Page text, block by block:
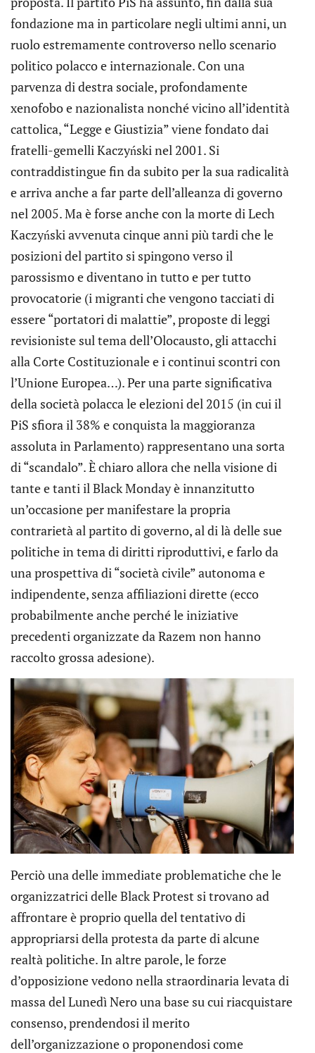
fondazione ma in particolare negli ultimi anni, un
ruolo estremamente controverso nello scenario
politico polacco e internazionale. Con una
parvenza di destra sociale, profondamente
xenofobo e nazionalista nonché vicino all’identità
cattolica, “Legge e Giustizia” viene fondato dai
fratelli-gemelli Kaczyński nel 2001. Si
contraddistingue fin da subito per la sua radicalità
e arriva anche a far parte dell’alleanza di governo
nel 2005. Ma è forse anche con la morte di Lech
Kaczyński avvenuta cinque anni più tardi che le
posizioni del partito si spingono verso il
parossismo e diventano in tutto e per tutto
provocatorie (i migranti che vengono tacciati di
essere “portatori di malattie”, proposte di leggi
revisioniste sul tema dell’Olocausto, gli attacchi
alla Corte Costituzionale e i continui scontri con
l’Unione Europea…). Per una parte significativa
della società polacca le elezioni del 2015 (in cui il
PiS sfiora il 38% e conquista la maggioranza
assoluta in Parlamento) rappresentano una sorta
di “scandalo”. È chiaro allora che nella visione di
tante e tanti il Black Monday è innanzitutto
un’occasione per manifestare la propria
contrarietà al partito di governo, al di là delle sue
politiche in tema di diritti riproduttivi, e farlo da
una prospettiva di “società civile” autonoma e
indipendente, senza affiliazioni dirette (ecco
probabilmente anche perché le iniziative
precedenti organizzate da Razem non hanno
raccolto grossa adesione).
Perciò una delle immediate problematiche che le
organizzatrici delle Black Protest si trovano ad
affrontare è proprio quella del tentativo di
appropriarsi della protesta da parte di alcune
realtà politiche. In altre parole, le forze
d’opposizione vedono nella straordinaria levata di
massa del Lunedì Nero una base su cui riacquistare
consenso, prendendosi il merito
dell’organizzazione o proponendosi come